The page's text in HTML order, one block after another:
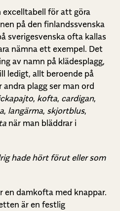
excelltabell för att göra
på den finlandssvenska
sverigesvenska ofta kallas
nämna ett exempel. Det
av namn på klädesplagg,
ledigt, allt beroende på
plagg ser man ord
, kofta, cardigan,
, langärma, skjortblus,
när man bläddrar i
hade hört förut eller som
en damkofta med knappar.
är en festlig